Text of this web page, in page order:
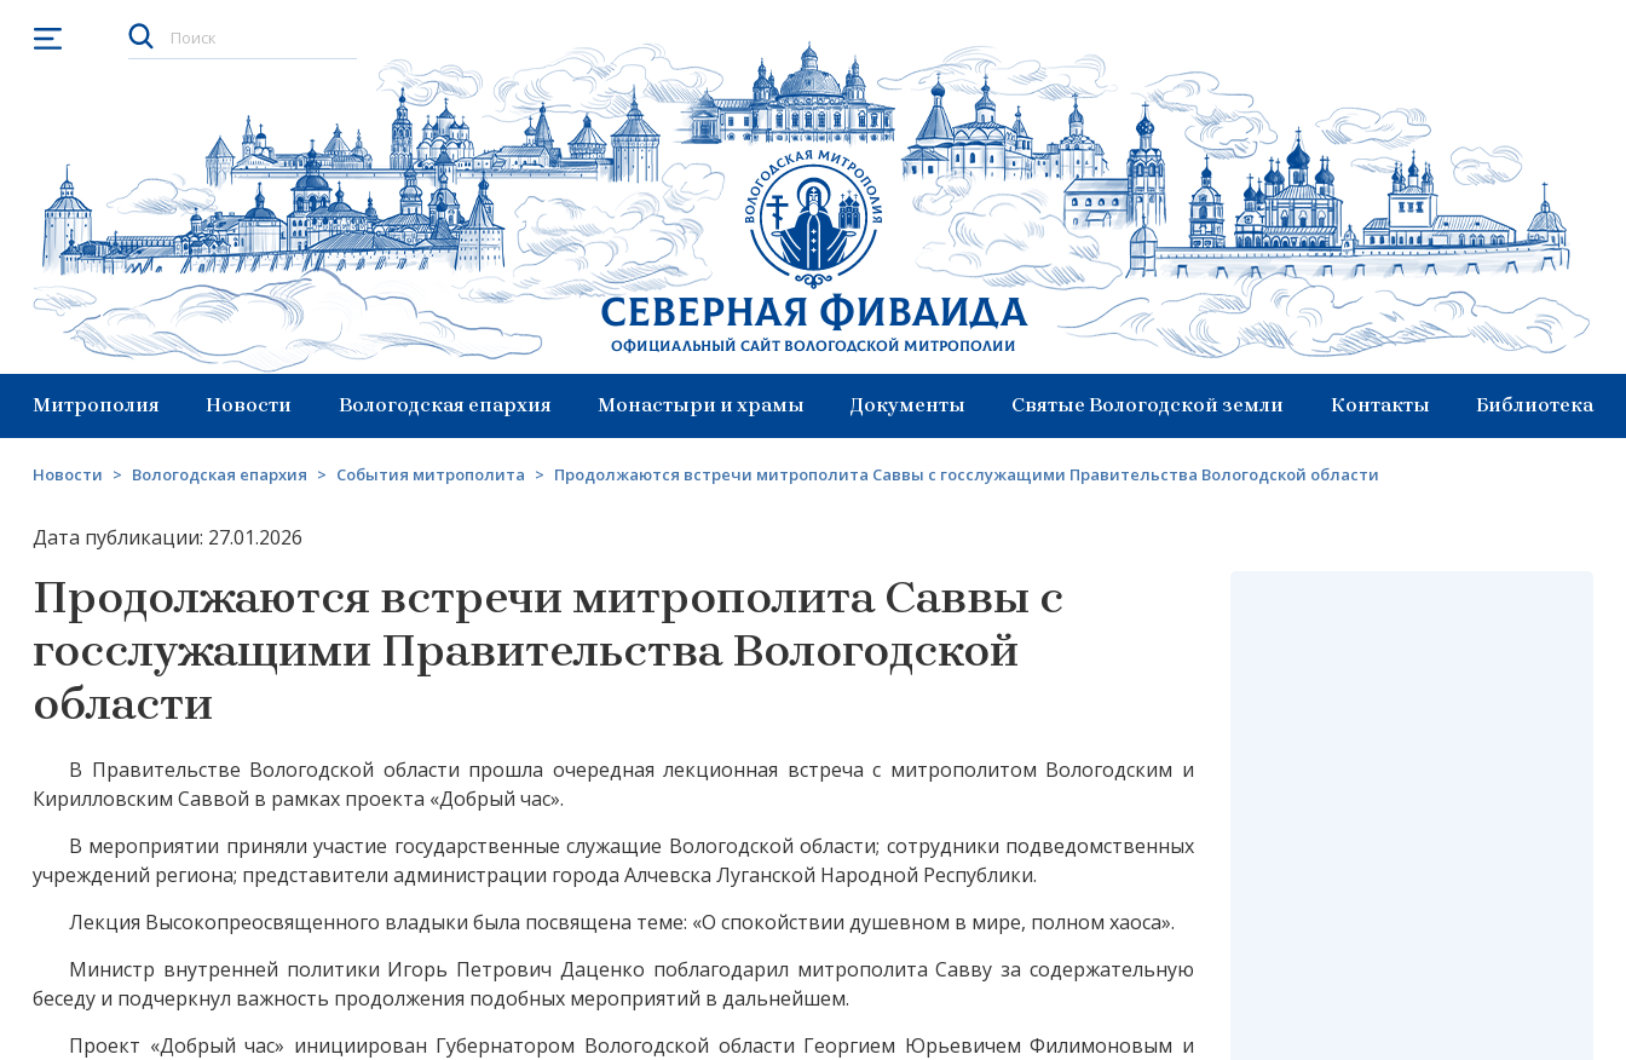
Открыть меню
Северная Фиваида
Официальный сайт Вологодской митрополии
Митрополия Новости Вологодская епархия Монастыри и храмы Документы Святые Вологодской земли Контакты Библиотека
Новости > Вологодская епархия > События митрополита > Продолжаются встречи митрополита Саввы с госслужащими Правительства Вологодской области
Дата публикации: 27.01.2026
Продолжаются встречи митрополита Саввы с
госслужащими Правительства Вологодской
области
В Правительстве Вологодской области прошла очередная лекционная встреча с митрополитом Вологодским и
Кирилловским Саввой в рамках проекта «Добрый час».
В мероприятии приняли участие государственные служащие Вологодской области; сотрудники подведомственных
учреждений региона; представители администрации города Алчевска Луганской Народной Республики.
Лекция Высокопреосвященного владыки была посвящена теме: «О спокойствии душевном в мире, полном хаоса».
Министр внутренней политики Игорь Петрович Даценко поблагодарил митрополита Савву за содержательную
беседу и подчеркнул важность продолжения подобных мероприятий в дальнейшем.
Проект «Добрый час» инициирован Губернатором Вологодской области Георгием Юрьевичем Филимоновым и